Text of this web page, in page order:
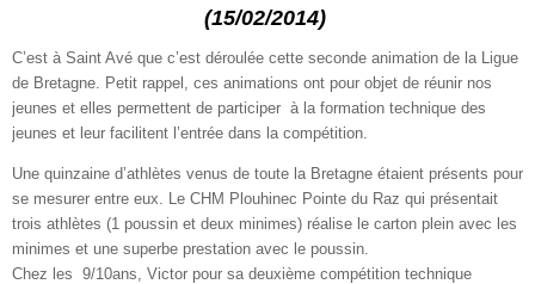
(15/02/2014)
C’est à Saint Avé que c’est déroulée cette seconde animation de la Ligue
de Bretagne. Petit rappel, ces animations ont pour objet de réunir nos
jeunes et elles permettent de participer à la formation technique des
jeunes et leur facilitent l’entrée dans la compétition.
Une quinzaine d’athlètes venus de toute la Bretagne étaient présents pour
se mesurer entre eux. Le CHM Plouhinec Pointe du Raz qui présentait
trois athlètes (1 poussin et deux minimes) réalise le carton plein avec les
minimes et une superbe prestation avec le poussin.
Chez les 9/10ans, Victor pour sa deuxième compétition technique